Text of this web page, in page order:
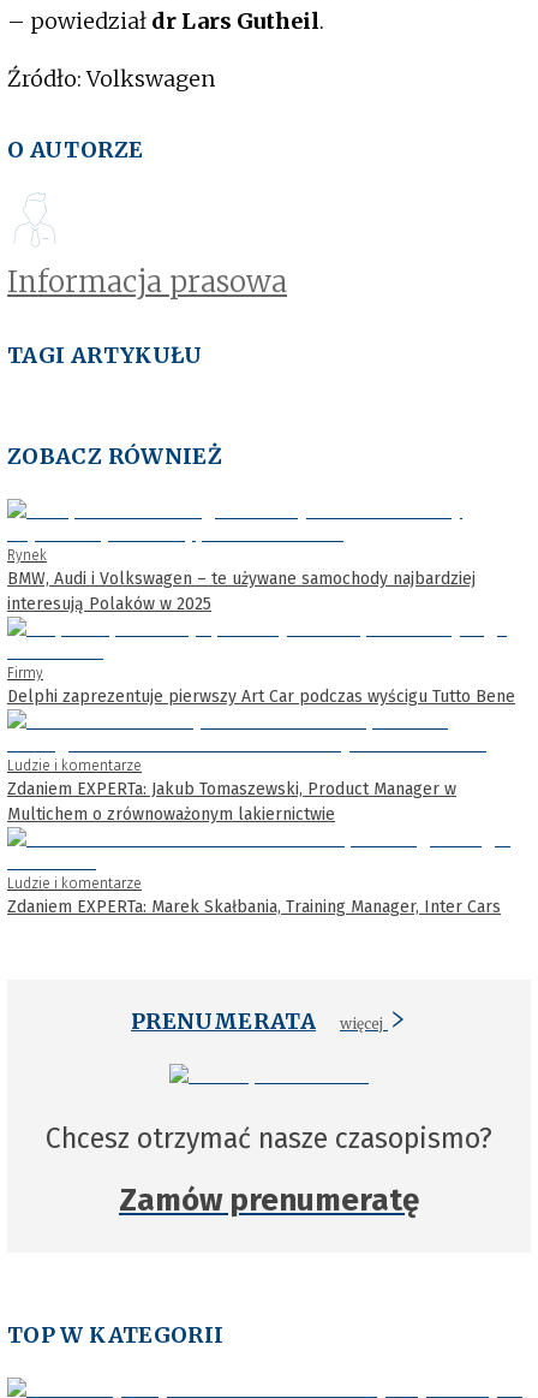
– powiedział dr Lars Gutheil.
Źródło: Volkswagen
O AUTORZE
Informacja prasowa
TAGI ARTYKUŁU
ZOBACZ RÓWNIEŻ
Rynek
BMW, Audi i Volkswagen – te używane samochody najbardziej
interesują Polaków w 2025
Firmy
Delphi zaprezentuje pierwszy Art Car podczas wyścigu Tutto Bene
Ludzie i komentarze
Zdaniem EXPERTa: Jakub Tomaszewski, Product Manager w
Multichem o zrównoważonym lakiernictwie
Ludzie i komentarze
Zdaniem EXPERTa: Marek Skałbania, Training Manager, Inter Cars
PRENUMERATA więcej
Chcesz otrzymać nasze czasopismo?
Zamów prenumeratę
TOP W KATEGORII